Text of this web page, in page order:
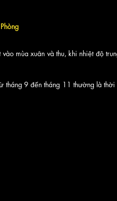
mùa xuân và thu, khi nhiệt độ
tháng 9 đến tháng 11 thường là